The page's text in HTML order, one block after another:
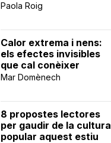
Paola Roig
Calor extrema i nens:
els efectes invisibles
que cal conèixer
Mar Domènech
8 propostes lectores
per gaudir de la cultura
popular aquest estiu